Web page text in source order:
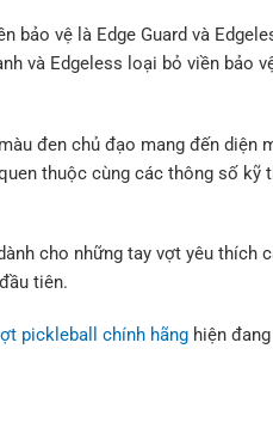
bảo vệ là Edge Guard và
và Edgeless loại bỏ viền bảo
đen chủ đạo mang đến diện
thuộc cùng các thông số kỹ
cho những tay vợt yêu thích
tiên.
pickleball chính hãng hiện